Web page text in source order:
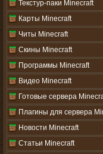
Текстур-паки Minecraft
Карты Minecraft
Читы Minecraft
Скины Minecraft
Программы Minecraft
Видео Minecraft
Готовые сервера
Плагины для сервера
Новости Minecraft
Статьи Minecraft